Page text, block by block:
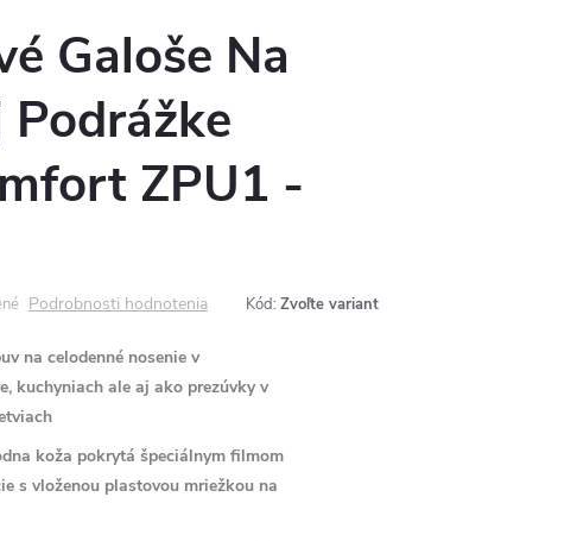
Galoše Na
Podrážke
ZPU1 -
Podrobnosti hodnotenia Kód: Zvoľte variant
na celodenné nosenie v
kuchyniach ale aj ako prezúvky v
koža pokrytá špeciálnym filmom
s vloženou plastovou mriežkou na